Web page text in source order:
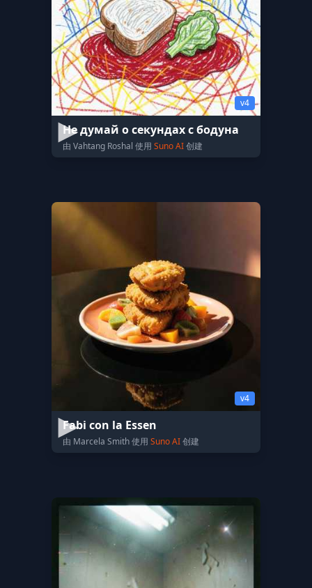
v4
Не думай о секундах с бодуна
由 Vahtang Roshal 使用 Suno AI创建
v4
Fabi con la Essen
由 Marcela Smith 使用 Suno AI创建